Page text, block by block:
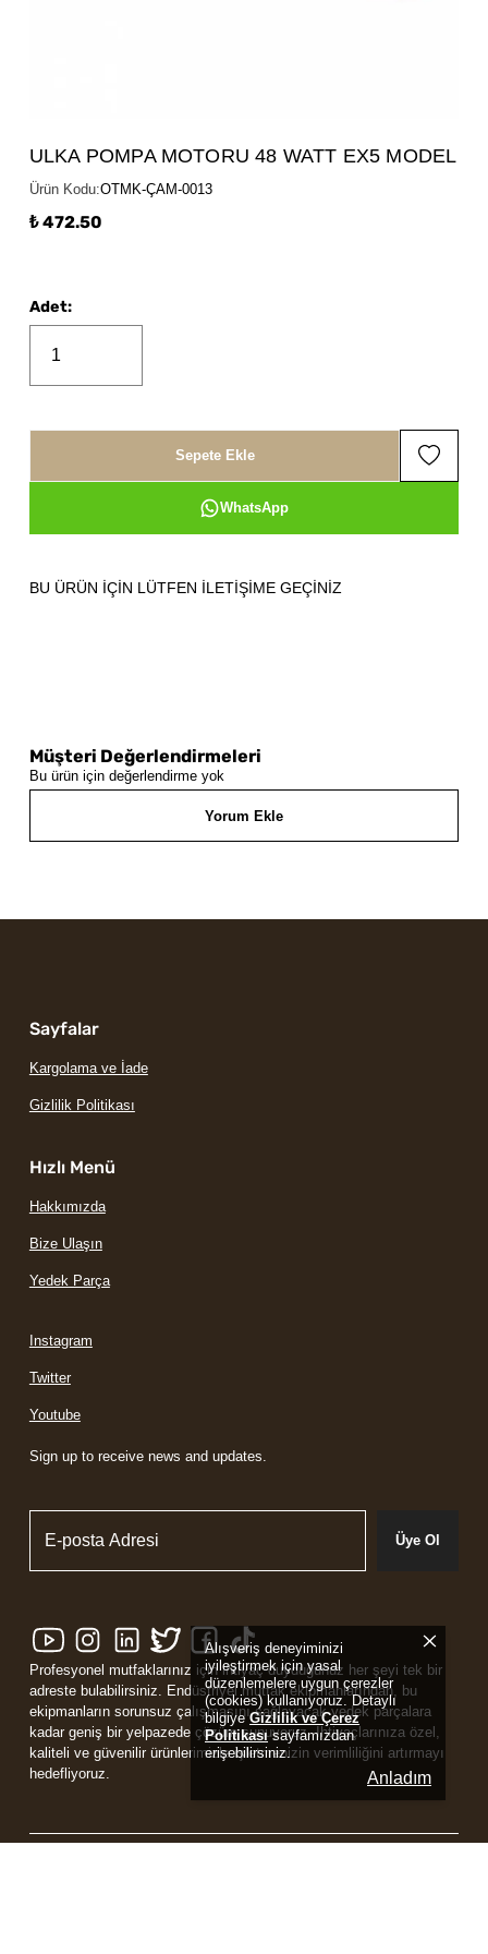
Alışveriş deneyiminizi
iyileştirmek için yasal
düzenlemelere uygun çerezler
(cookies) kullanıyoruz. Detaylı
bilgiyeGizlilik ve Çerez
Politikası sayfamızdan
erişebilirsiniz.
Anladım
ULKA POMPA MOTORU 48 WATT EX5 MODEL
Ürün Kodu:OTMK-ÇAM-0013
₺ 472.50
BU ÜRÜN İÇİN LÜTFEN İLETİŞİME GEÇİNİZ
Adet:
Sepete Ekle
WhatsApp
Müşteri Değerlendirmeleri
Bu ürün için değerlendirme yok
Yorum Ekle
Sayfalar
Kargolama ve İade
Gizlilik Politikası
Hızlı Menü
Hakkımızda
Bize Ulaşın
Yedek Parça
Instagram
Twitter
Youtube
Sign up to receive news and updates.
Üye Ol
Profesyonel mutfaklarınız için ihtiyaç duyduğunuz her şeyi tek bir
adreste bulabilirsiniz. Endüstriyel mutfak ekipmanlarından, bu
ekipmanların sorunsuz çalışmasını sağlayacak yedek parçalara
kadar geniş bir yelpazede çözüm sunuyoruz. İhtiyaçlarınıza özel,
kaliteli ve güvenilir ürünlerimizle işletmenizin verimliliğini artırmayı
hedefliyoruz.